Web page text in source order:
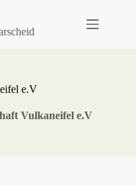
e.V
Vulkaneifel e.V